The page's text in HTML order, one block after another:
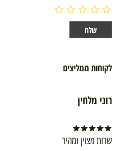
לקוחות ממליצים
רוני מלחין
שרות מצוין ומהיר